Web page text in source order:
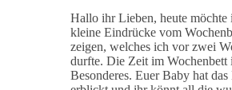
Hallo ihr Lieben, heute möchte
kleine Eindrücke vom
zeigen, welches ich vor zwei
durfte. Die Zeit im Wochenbett
Besonderes. Euer Baby hat